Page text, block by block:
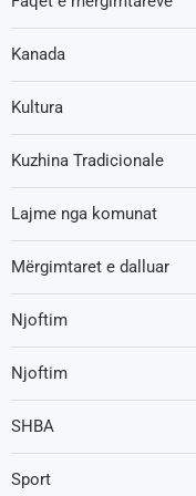
Kanada
Kultura
Kuzhina Tradicionale
Lajme nga komunat
Mërgimtaret e dalluar
Njoftim
Njoftim
SHBA
Sport